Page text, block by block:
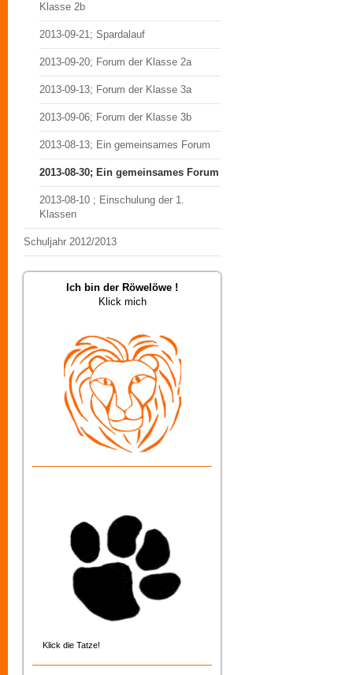
Klasse 2b
2013-09-21; Spardalauf
2013-09-20; Forum der Klasse 2a
2013-09-13; Forum der Klasse 3a
2013-09-06; Forum der Klasse 3b
2013-08-13; Ein gemeinsames Forum
2013-08-30; Ein gemeinsames Forum
2013-08-10 ; Einschulung der 1.
Klassen
Schuljahr 2012/2013
Ich bin der Röwelöwe !
Klick mich
Klick die Tatze!